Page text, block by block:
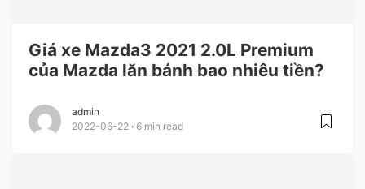
Giá xe Mazda3 2021 2.0L Premium
của Mazda lăn bánh bao nhiêu tiền?
admin
2022-06-22
6 min read